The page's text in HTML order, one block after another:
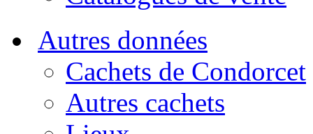
Autres données
Cachets de Condorcet
Autres cachets